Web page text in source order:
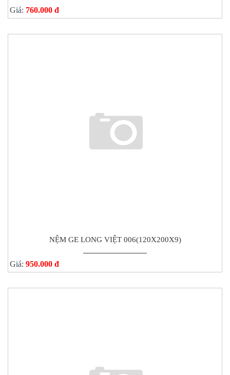
Giá: 760.000 đ
NỆM GE LONG VIỆT 006(120X200X9)
Giá: 950.000 đ